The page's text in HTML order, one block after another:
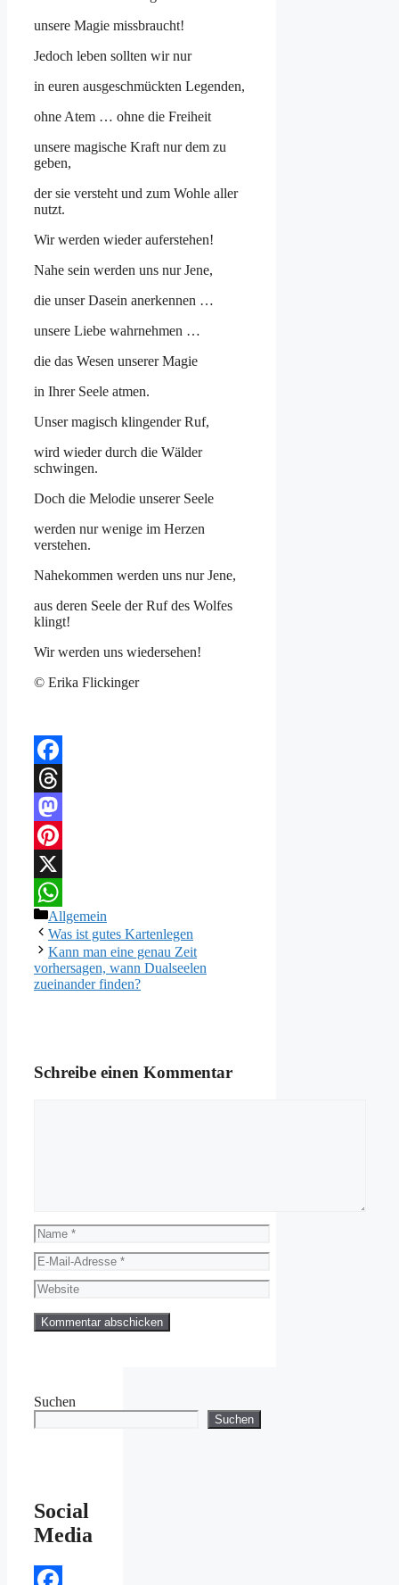
unsere Magie missbraucht!
Jedoch leben sollten wir nur
in euren ausgeschmückten Legenden,
ohne Atem … ohne die Freiheit
unsere magische Kraft nur dem zu
geben,
der sie versteht und zum Wohle aller
nutzt.
Wir werden wieder auferstehen!
Nahe sein werden uns nur Jene,
die unser Dasein anerkennen …
unsere Liebe wahrnehmen …
die das Wesen unserer Magie
in Ihrer Seele atmen.
Unser magisch klingender Ruf,
wird wieder durch die Wälder
schwingen.
Doch die Melodie unserer Seele
werden nur wenige im Herzen
verstehen.
Nahekommen werden uns nur Jene,
aus deren Seele der Ruf des Wolfes
klingt!
Wir werden uns wiedersehen!
© Erika Flickinger
Facebook
Threads
Mastodon
Pinterest
X
WhatsApp
Kategorien
Allgemein
Was ist gutes Kartenlegen
Kann man eine genau Zeit
vorhersagen, wann Dualseelen
zueinander finden?
Schreibe einen Kommentar
Name
E-
Mail-
Adresse
Website
Suchen
Suchen
Social
Media